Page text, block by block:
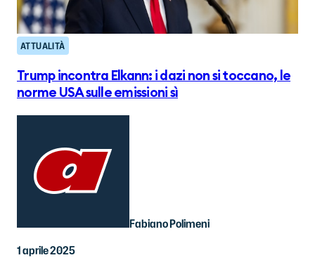
ATTUALITÀ
Trump incontra Elkann: i dazi non si toccano, le
norme USA sulle emissioni sì
Fabiano Polimeni
1 aprile 2025